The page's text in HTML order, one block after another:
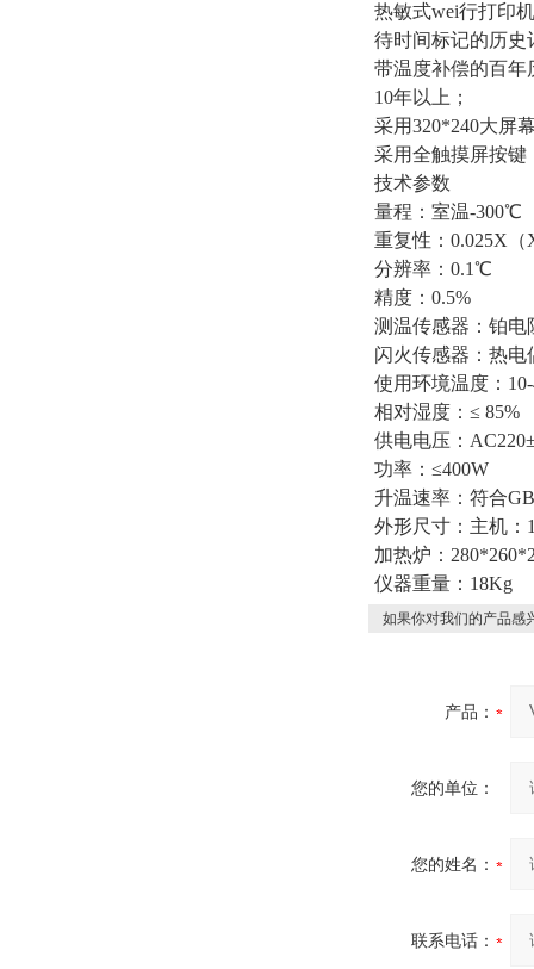
热敏式wei行打印
待时间标记的历史
带温度补偿的百年
10年以上；
采用320*240大屏
采用全触摸屏按键
技术参数
量程：室温-300℃
重复性：0.025X
分辨率：0.1℃
精度：0.5%
测温传感器：铂电
闪火传感器：热电
使用环境温度：
相对湿度：≤ 85%
供电电压：
功率：≤400W
升温速率：符合
外形尺寸：主机：
加热炉：
仪器重量：18Kg
如果你对我们的产品感
产品：
您的单位：
您的姓名：
联系电话：